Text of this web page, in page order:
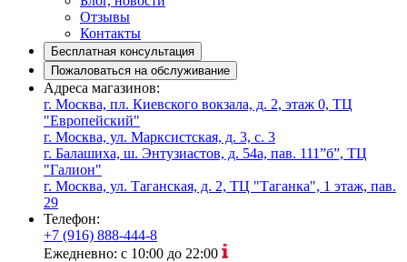
Отзывы
Контакты
Бесплатная консультация
Пожаловаться на обслуживание
Адреса магазинов:
г. Москва, пл. Киевского вокзала, д. 2, этаж 0, ТЦ
"Европейский"
г. Москва, ул. Марксистская, д. 3, с. 3
г. Балашиха, ш. Энтузиастов, д. 54а, пав. 111”б”, ТЦ
"Галион"
г. Москва, ул. Таганская, д. 2, ТЦ "Таганка", 1 этаж, пав.
29
Телефон:
+7 (916) 888-444-8
Ежедневно: с 10:00 до 22:00